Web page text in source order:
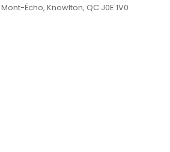
Écho, Knowlton, QC J0E 1V0